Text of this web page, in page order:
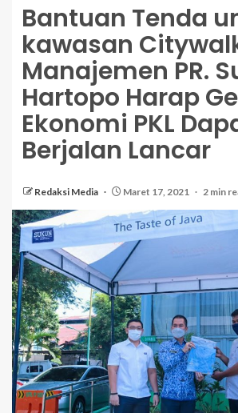
Bantuan Tenda
kawasan
Manajemen PR.
Hartopo Harap
Ekonomi PKL
Berjalan Lancar
Redaksi Media Maret 17, 2021 2 min